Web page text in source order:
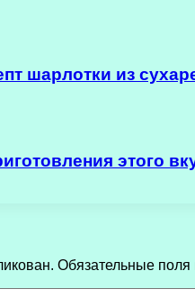
шарлотки из
этого
Обязательные